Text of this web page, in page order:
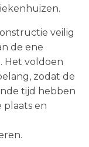
veilig
de ene
Het voldoen
zodat de
tijd hebben
plaats en